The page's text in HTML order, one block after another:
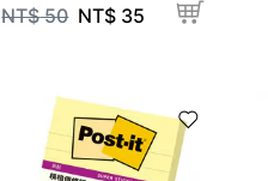
NT$50 NT$ 35